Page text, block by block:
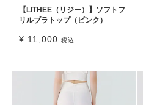
【LITHEE（リジー）】ソフトフ
リルブラトップ（ピンク）
¥ 11,000 税込